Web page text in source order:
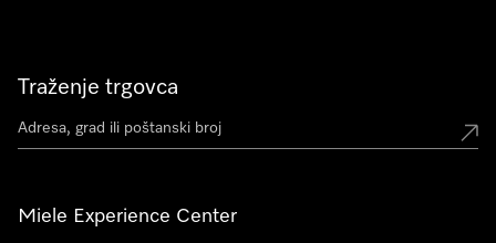
Traženje trgovca
Miele Experience Center